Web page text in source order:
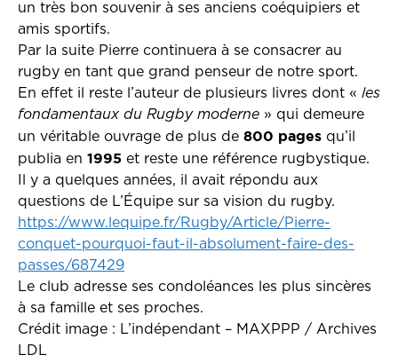
un très bon souvenir à ses anciens coéquipiers et
amis sportifs.
Par la suite Pierre continuera à se consacrer au
rugby en tant que grand penseur de notre sport.
En effet il reste l’auteur de plusieurs livres dont « les
fondamentaux du Rugby moderne » qui demeure
un véritable ouvrage de plus de 800 pages qu’il
publia en 1995 et reste une référence rugbystique.
Il y a quelques années, il avait répondu aux
questions de L’Équipe sur sa vision du rugby.
https://www.lequipe.fr/Rugby/Article/Pierre-
conquet-pourquoi-faut-il-absolument-faire-des-
passes/687429
Le club adresse ses condoléances les plus sincères
à sa famille et ses proches.
Crédit image : L’indépendant – MAXPPP / Archives
LDL